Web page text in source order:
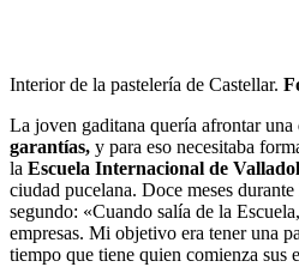
Interior de la pastelería de Castellar.
La joven gaditana quería afrontar una
garantías, y para eso necesitaba
la Escuela Internacional de
ciudad pucelana. Doce meses
segundo: «Cuando salía de la
empresas. Mi objetivo era tener una
tiempo que tiene quien comienza sus